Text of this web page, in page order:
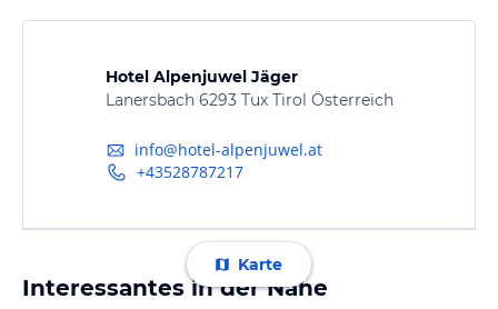
Hotel Alpenjuwel Jäger
Lanersbach 6293 Tux Tirol Österreich
info@hotel-alpenjuwel.at
+43528787217
Karte
Interessantes in der Nähe